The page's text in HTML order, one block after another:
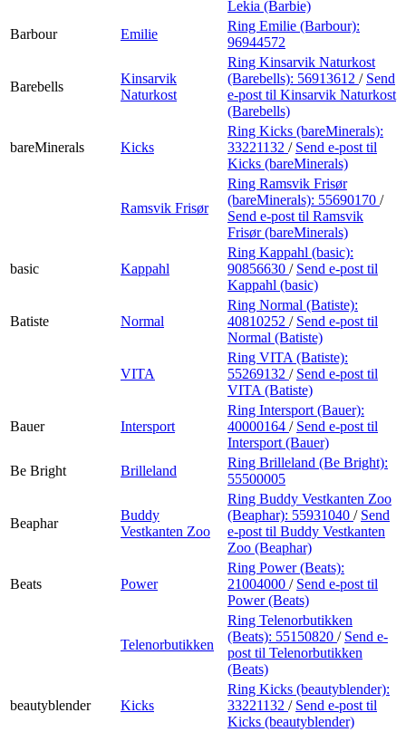
Lekia (Barbie)
Barbour
Emilie
Ring Emilie (Barbour):
96944572
Barebells
Kinsarvik
Naturkost
Ring Kinsarvik Naturkost
(Barebells): 56913612 / Send
e-post til Kinsarvik Naturkost
(Barebells)
bareMinerals Kicks
Ring Kicks (bareMinerals):
33221132 / Send e-post til
Kicks (bareMinerals)
Ramsvik Frisør
Ring Ramsvik Frisør
(bareMinerals): 55690170 /
Send e-post til Ramsvik
Frisør (bareMinerals)
basic Kappahl
Ring Kappahl (basic):
90856630 / Send e-post til
Kappahl (basic)
Batiste Normal
Ring Normal (Batiste):
40810252 / Send e-post til
Normal (Batiste)
VITA
Ring VITA (Batiste):
55269132 / Send e-post til
VITA (Batiste)
Bauer Intersport
Ring Intersport (Bauer):
40000164 / Send e-post til
Intersport (Bauer)
Be Bright
Brilleland
Ring Brilleland (Be Bright):
55500005
Beaphar
Buddy
Vestkanten Zoo
Ring Buddy Vestkanten Zoo
(Beaphar): 55931040 / Send
e-post til Buddy Vestkanten
Zoo (Beaphar)
Beats Power
Ring Power (Beats):
21004000 / Send e-post til
Power (Beats)
Telenorbutikken
Ring Telenorbutikken
(Beats): 55150820 / Send e-
post til Telenorbutikken
(Beats)
beautyblender Kicks
Ring Kicks (beautyblender):
33221132 / Send e-post til
Kicks (beautyblender)